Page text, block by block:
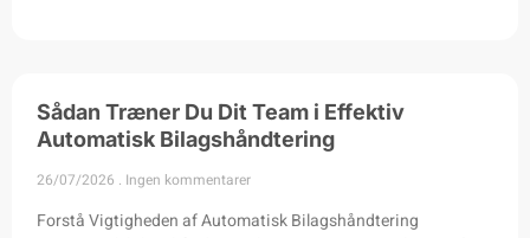
Sådan Træner Du Dit Team i Effektiv
Automatisk Bilagshåndtering
26/07/2026 Ingen kommentarer
Forstå Vigtigheden af Automatisk Bilagshåndtering